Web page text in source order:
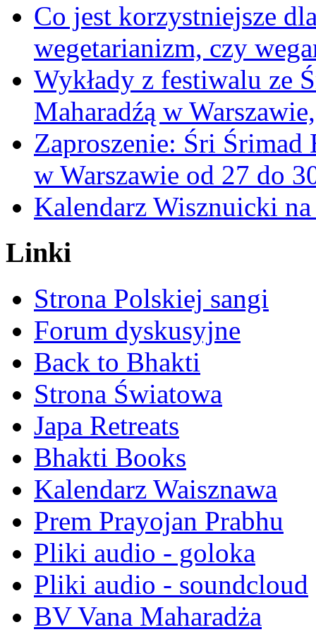
Co jest korzystniejsze
wegetarianizm, czy
Wykłady z festiwalu ze
Maharadźą w
Zaproszenie: Śri Śrimad
w Warszawie od 27 do
Kalendarz Wisznuicki
Linki
Strona Polskiej sangi
Forum dyskusyjne
Back to Bhakti
Strona Światowa
Japa Retreats
Bhakti Books
Kalendarz Waisznawa
Prem Prayojan Prabhu
Pliki audio - goloka
Pliki audio - soundcloud
BV Vana Maharadża